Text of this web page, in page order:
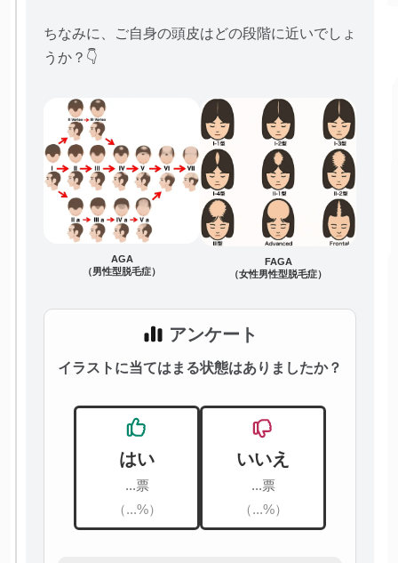
ちなみに、ご自身の頭皮はどの段階に近いでしょ
うか？👇
AGA
（男性型脱毛症）
FAGA
（女性男性型脱毛症）
アンケート
イラストに当てはまる状態はありましたか？
はい
...票
（...%）
いいえ
...票
（...%）